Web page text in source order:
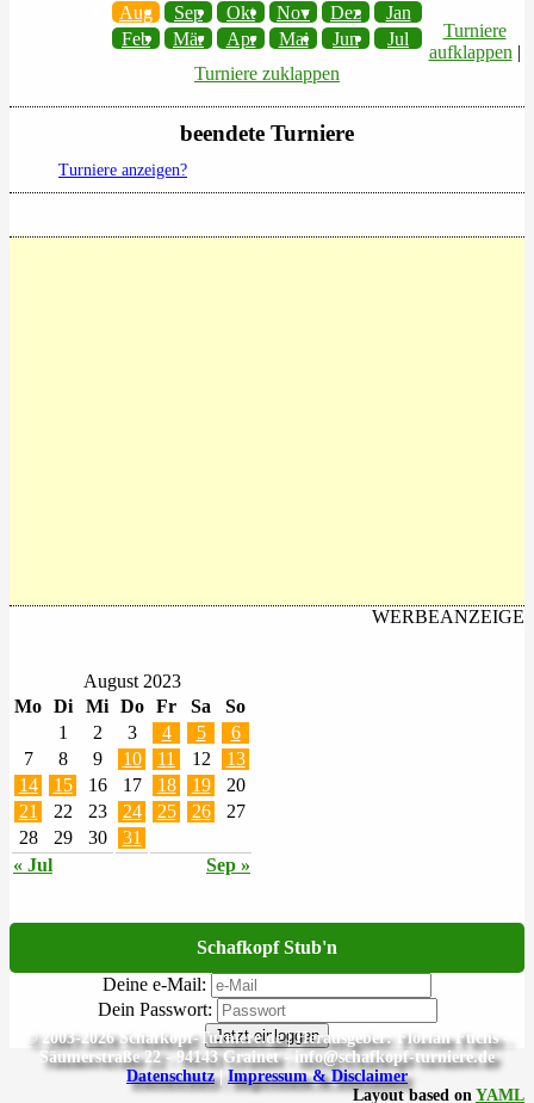
Aug Sep Okt Nov Dez
Jan
Feb
Mär Apr Mai Jun Jul
Turniere
aufklappen |
Turniere zuklappen
beendete Turniere
Turniere anzeigen?
WERBEANZEIGE
August 2023
Mo Di Mi Do Fr Sa So
« Jul Sep »
1 2 3 4 5
6
7
8 9 10 11 12
13
14
15 16 17 18 19
20
21
22 23 24 25 26
27
28
29 30 31
Schafkopf Stub'n
Deine e-Mail:
Dein Passwort:
Jetzt einloggen
© 2003-2026 Schafkopf-Turniere.de | Herausgeber: Florian Fuchs -
Säumerstraße 22 - 94143 Grainet - info@schafkopf-turniere.de
Datenschutz| Impressum & Disclaimer
Layout based on YAML